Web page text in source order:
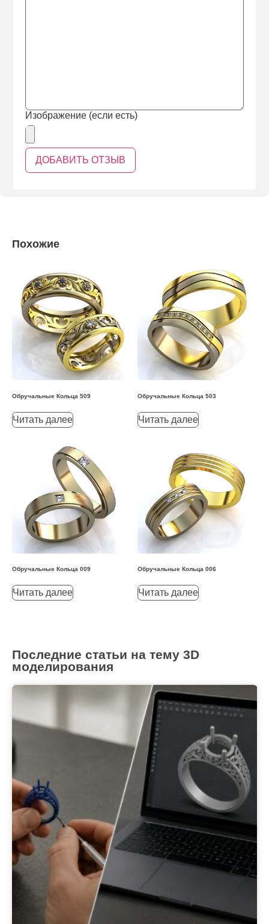
Изображение (если есть)
Похожие
Обручальные Кольца 509
Читать далее
Обручальные Кольца 503
Читать далее
Обручальные Кольца 009
Читать далее
Обручальные Кольца 006
Читать далее
Последние статьи на тему 3D
моделирования